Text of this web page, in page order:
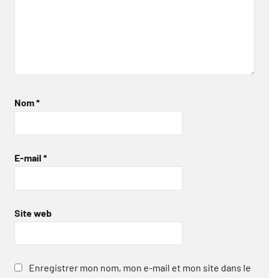
Nom*
E-mail *
Site web
Enregistrer mon nom, mon e-mail et mon site dans le